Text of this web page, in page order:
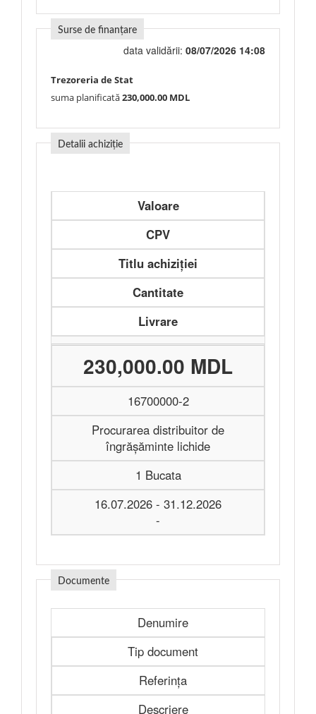
Surse de finanțare
data validării: 08/07/2026 14:08
Trezoreria de Stat
suma planificată230,000.00 MDL
Detalii achiziție
Valoare
CPV
Titlu achiziției
Cantitate
Livrare
230,000.00 MDL
16700000-2
Procurarea distribuitor de
îngrășăminte lichide
1 Bucata
16.07.2026 - 31.12.2026
-
Documente
Denumire
Tip document
Referința
Descriere